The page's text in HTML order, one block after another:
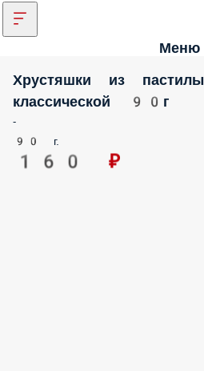
Меню
Хрустяшки из
классической 90г
-
90 г.
160 ₽